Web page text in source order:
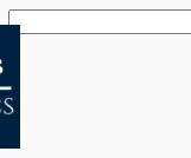
Buscar